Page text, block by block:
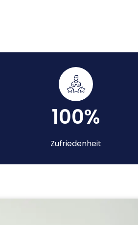
100%
Zufriedenheit